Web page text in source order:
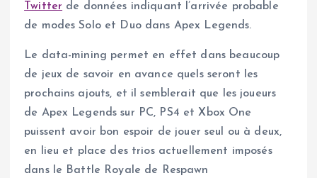
Twitter de données indiquant l’arrivée probable
de modes Solo et Duo dans Apex Legends.
Le data-mining permet en effet dans beaucoup
de jeux de savoir en avance quels seront les
prochains ajouts, et il semblerait que les joueurs
de Apex Legends sur PC, PS4 et Xbox One
puissent avoir bon espoir de jouer seul ou à deux,
en lieu et place des trios actuellement imposés
dans le Battle Royale de Respawn